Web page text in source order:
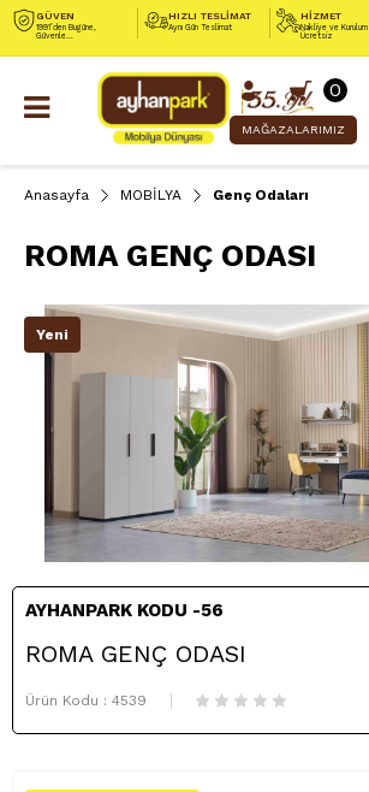
GÜVEN
1991’den Bugüne,
Güvenle...
HIZLI TESLİMAT
Aynı Gün Teslimat
HİZMET
Nakliye ve Kurulum
Ücretsiz
0
MAĞAZALARIMIZ
Anasayfa MOBİLYA Genç Odaları
ROMA GENÇ ODASI
Yeni
AYHANPARK KODU -56
ROMA GENÇ ODASI
Ürün Kodu : 4539